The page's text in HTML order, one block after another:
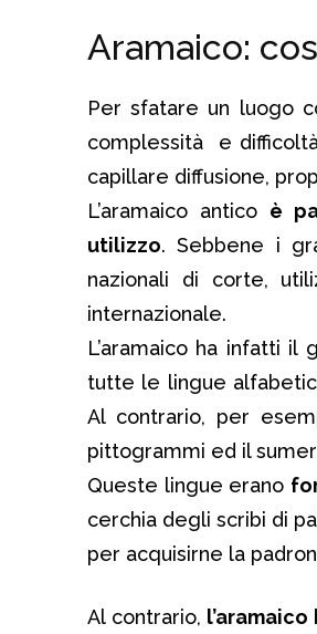
Aramaico:
Per sfatare un luogo
complessità e
capillare diffusione,
L’aramaico antico è
utilizzo. Sebbene i
nazionali di corte,
internazionale.
L’aramaico ha infatti il
tutte le lingue
Al contrario, per
pittogrammi ed il
Queste lingue erano
cerchia degli scribi di
per acquisirne la
Al contrario,